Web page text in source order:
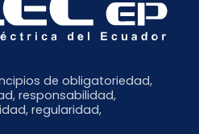
de obligatoriedad,
responsabilidad,
regularidad,